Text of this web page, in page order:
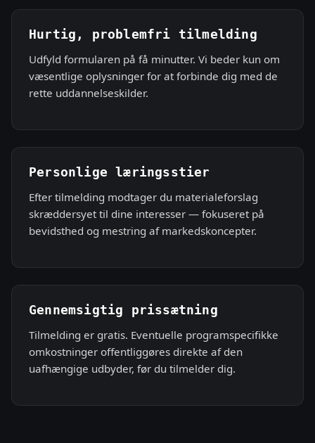
Hurtig, problemfri tilmelding
Udfyld formularen på få minutter. Vi beder kun om
væsentlige oplysninger for at forbinde dig med de
rette uddannelseskilder.
Personlige læringsstier
Efter tilmelding modtager du materialeforslag
skræddersyet til dine interesser — fokuseret på
bevidsthed og mestring af markedskoncepter.
Gennemsigtig prissætning
Tilmelding er gratis. Eventuelle programspecifikke
omkostninger offentliggøres direkte af den
uafhængige udbyder, før du tilmelder dig.